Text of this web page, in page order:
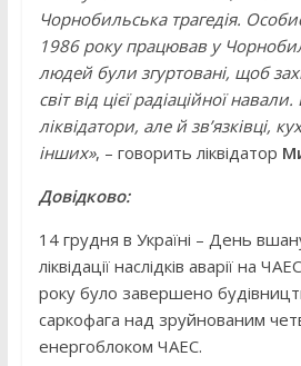
Чорнобильська трагедія.
1986 року працював у
людей були згуртовані, щоб
світ від цієї радіаційної
ліквідатори, але й зв’язківці,
інших», – говорить ліквідатор
Довідково:
14 грудня в Україні – День
ліквідації наслідків аварії на
року було завершено
саркофага над зруйнованим
енергоблоком ЧАЕС.